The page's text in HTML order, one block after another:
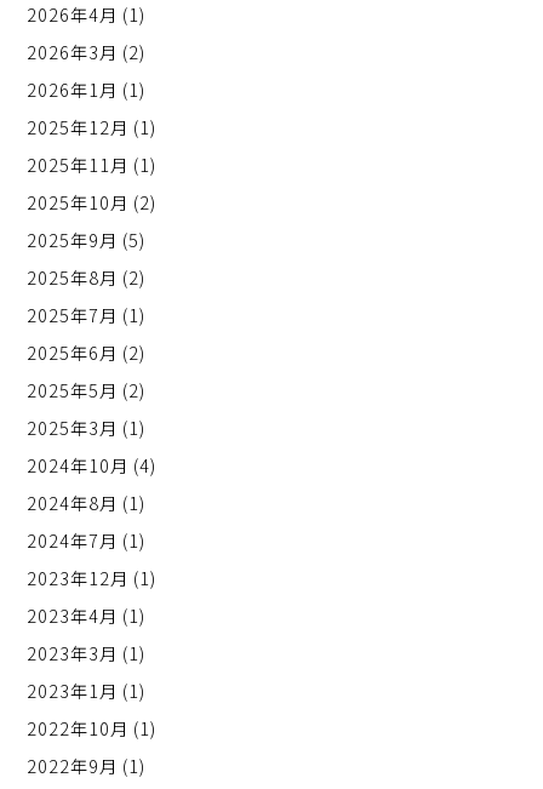
2026年4月 (1)
2026年3月 (2)
2026年1月 (1)
2025年12月 (1)
2025年11月 (1)
2025年10月 (2)
2025年9月 (5)
2025年8月 (2)
2025年7月 (1)
2025年6月 (2)
2025年5月 (2)
2025年3月 (1)
2024年10月 (4)
2024年8月 (1)
2024年7月 (1)
2023年12月 (1)
2023年4月 (1)
2023年3月 (1)
2023年1月 (1)
2022年10月 (1)
2022年9月 (1)